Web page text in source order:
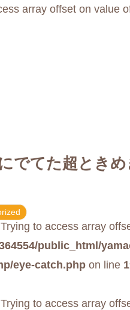
array offset on value
でてた超ときめ
to access array
public_html/
eye-catch.php on line
to access array